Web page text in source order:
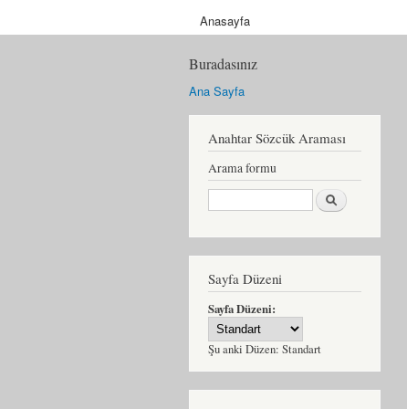
Anasayfa
Buradasınız
Ana Sayfa
Anahtar Sözcük Araması
Arama formu
Ara
Sayfa Düzeni
Sayfa Düzeni:
Şu anki Düzen: Standart